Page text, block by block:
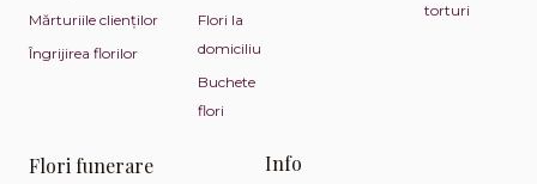
Mărturiile clienților
Îngrijirea florilor
Flori la
domiciliu
Buchete
flori
torturi
Flori funerare Info